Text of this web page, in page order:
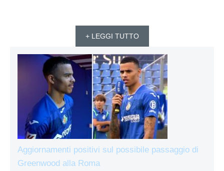
+ LEGGI TUTTO
Aggiornamenti positivi sul possibile passaggio di
Greenwood alla Roma